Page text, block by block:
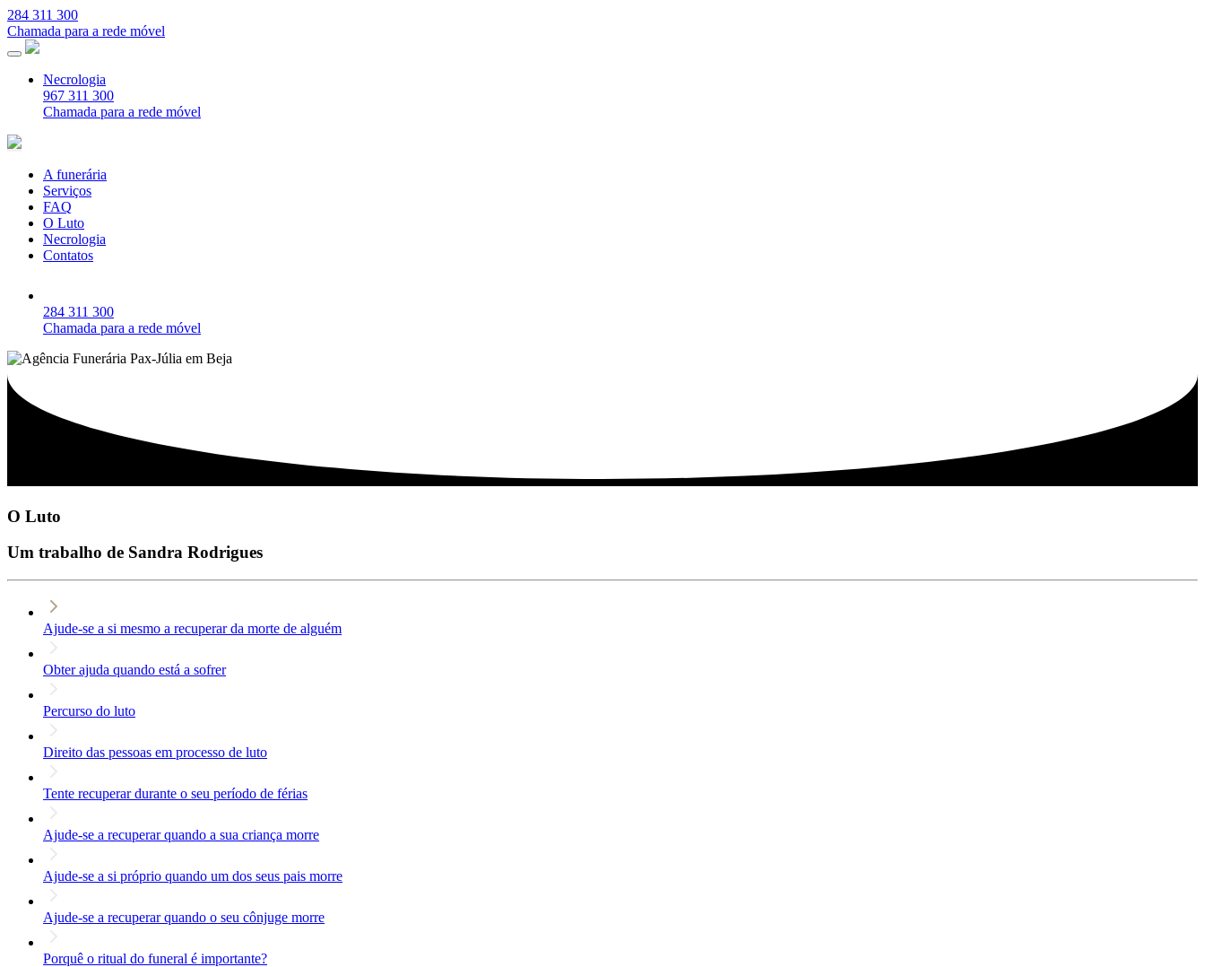
284 311 300
Chamada para a rede móvel
Necrologia
967 311 300
Chamada para a rede móvel
A funerária
Serviços
FAQ
O Luto
Necrologia
Contatos
284 311 300
Chamada para a rede móvel
O Luto
Um trabalho de Sandra Rodrigues
Ajude-se a si mesmo a recuperar da morte de alguém
Obter ajuda quando está a sofrer
Percurso do luto
Direito das pessoas em processo de luto
Tente recuperar durante o seu período de férias
Ajude-se a recuperar quando a sua criança morre
Ajude-se a si próprio quando um dos seus pais morre
Ajude-se a recuperar quando o seu cônjuge morre
Porquê o ritual do funeral é importante?